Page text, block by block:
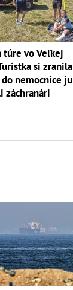
túre vo Veľkej
si zranila
nemocnice ju
záchranári